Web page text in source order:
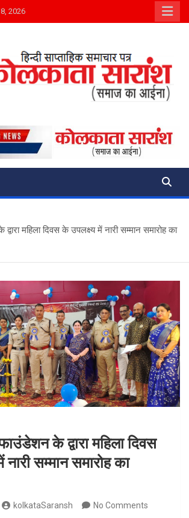
2026
News
महिला दिवस के उपलक्ष्य में नारी सम्मान समारोह का
के द्वारा महिला दिवस
सम्मान समारोह का
kolkataSaransh No Comments